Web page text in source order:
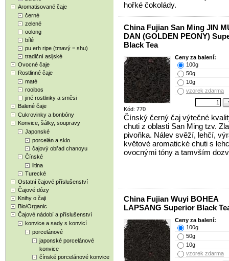
Aromatisované čaje
černé
zelené
oolong
bílé
pu erh ripe (tmavý = shu)
tradiční asijské
Ovocné čaje
Rostlinné čaje
maté
rooibos
jiné rostlinky a směsi
Balené čaje
Cukrovinky a bonbóny
Konvice, šálky, soupravy
Japonské
porcelán a sklo
čajový obřad chanoyu
Čínské
litina
Turecké
Ostatní čajové příslušenství
Čajové dózy
Knihy o čaji
Bio/Organic
Čajové nádobí a příslušenství
konvice a sady s konvicí
porcelánové
japonské porcelánové
konvice
čínské porcelánové konvice
hořké čokolády.
China Fujian San Ming JIN
DAN (GOLDEN PEONY)
Black Tea
Kód: 770
Ceny za balení:
100g
50g
10g
vzorek zdarma
Čínský černý čaj výtečné
chuti z oblasti San Ming tzv.
pivoňka. Nálev svěží, lehčí,
květové aromatické chuti s
ovocnými tóny a tamvším
China Fujian Wuyi BOHEA
LAPSANG Superior Black
Ceny za balení:
100g
50g
10g
vzorek zdarma